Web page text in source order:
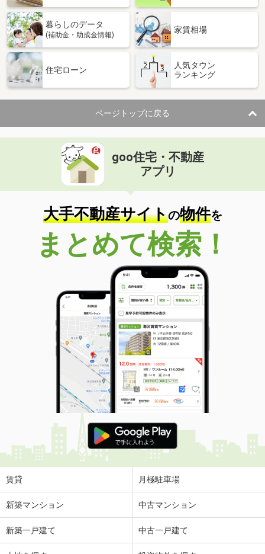
暮らしのデータ
(補助金・助成金情報)
家賃相場
住宅ローン
人気タウン
ランキング
ページトップに戻る
goo住宅・不動産
アプリ
大手不動産サイトの物件を
まとめて検索！
賃貸 月極駐車場
新築マンション 中古マンション
新築一戸建て 中古一戸建て